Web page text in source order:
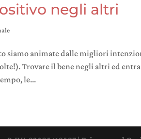
negli altri
siamo animate dalle migliori
Trovare il bene negli altri ed
le...